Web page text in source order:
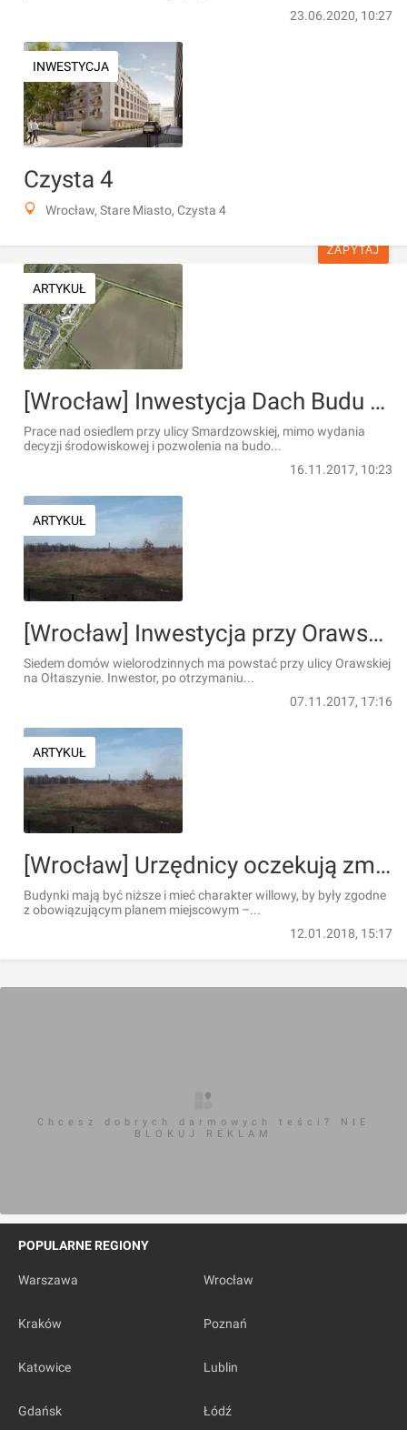
23.06.2020, 10:27
INWESTYCJA
Czysta 4
Wrocław, Stare Miasto, Czysta 4
ZAPYTAJ
ARTYKUŁ
[Wrocław] Inwestycja Dach Budu na Wojszycach staje pod znakiem zapytania
Prace nad osiedlem przy ulicy Smardzowskiej, mimo wydania
decyzji środowiskowej i pozwolenia na budo...
16.11.2017, 10:23
ARTYKUŁ
[Wrocław] Inwestycja przy Orawskiej coraz bliżej rozpoczęcia. Jest wniosek o pozwolenie na budowę
Siedem domów wielorodzinnych ma powstać przy ulicy Orawskiej
na Ołtaszynie. Inwestor, po otrzymaniu...
07.11.2017, 17:16
ARTYKUŁ
[Wrocław] Urzędnicy oczekują zmian w projekcie osiedla na Ołtaszynie
Budynki mają być niższe i mieć charakter willowy, by były zgodne
z obowiązującym planem miejscowym –...
12.01.2018, 15:17
Chcesz dobrych darmowych teści? NIE
BLOKUJ REKLAM
POPULARNE REGIONY
Warszawa Wrocław
Kraków Poznań
Katowice Lublin
Gdańsk Łódź